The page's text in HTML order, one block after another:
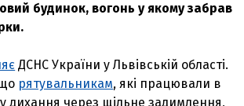
будинок, вогонь у якому забрав
ДСНС України у Львівській області.
рятувальникам, які працювали в
дихання через щільне задимлення,